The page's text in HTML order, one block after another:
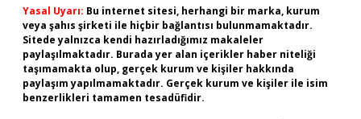
Yasal Uyarı: Bu internet sitesi, herhangi bir marka, kurum
veya şahıs şirketi ile hiçbir bağlantısı bulunmamaktadır.
Sitede yalnızca kendi hazırladığımız makaleler
paylaşılmaktadır. Burada yer alan içerikler haber niteliği
taşımamakta olup, gerçek kurum ve kişiler hakkında
paylaşım yapılmamaktadır. Gerçek kurum ve kişiler ile isim
benzerlikleri tamamen tesadüfidir.